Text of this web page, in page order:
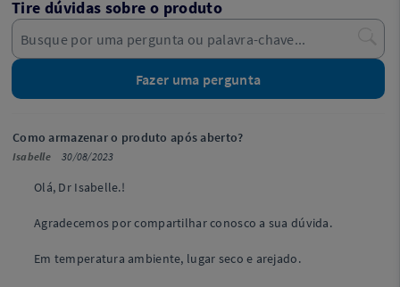
Tire dúvidas sobre o produto
Fazer uma pergunta
Como armazenar o produto após aberto?
Isabelle 30/08/2023
Olá, Dr Isabelle.!
Agradecemos por compartilhar conosco a sua dúvida.
Em temperatura ambiente, lugar seco e arejado.